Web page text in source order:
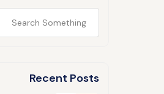
Recent Posts